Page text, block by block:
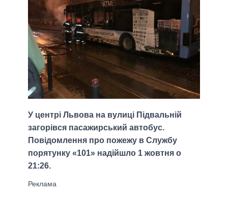
У центрі Львова на вулиці Підвальній
загорівся пасажирський автобус.
Повідомлення про пожежу в Службу
порятунку «101» надійшло 1 жовтня о
21:26.